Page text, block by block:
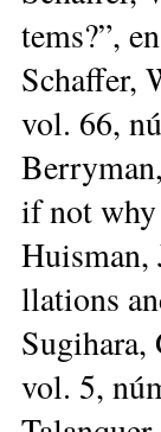
tems?”,
Schaf­fer,
vol. 66,
if not why
Huis­man,
lla­tions
vol. 5,